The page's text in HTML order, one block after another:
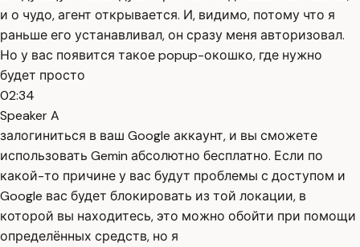
и о чудо, агент открывается. И, видимо, потому что я
раньше его устанавливал, он сразу меня авторизовал.
Но у вас появится такое popup-окошко, где нужно
будет просто
02:34
Speaker A
залогиниться в ваш Google аккаунт, и вы сможете
использовать Gemin абсолютно бесплатно. Если по
какой-то причине у вас будут проблемы с доступом и
Google вас будет блокировать из той локации, в
которой вы находитесь, это можно обойти при помощи
определённых средств, но я